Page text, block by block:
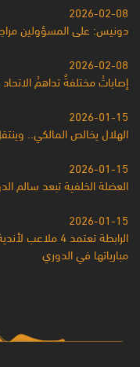
2026-02-08
دونيس: على المسؤولين
2026-02-08
إصاباتُ مختلفةٌ تداهمُ
2026-01-15
الهلال يخالص المالكي..
2026-01-15
العضلة الخلفية تبعد سالم
2026-01-15
الرابطة تعتمد
مبارياتها في الدوري